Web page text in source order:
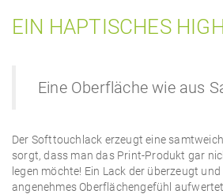
EIN HAPTISCHES
Eine Oberfläche wie aus
Der Softtouchlack erzeugt eine
sorgt, dass man das Print-Produkt gar
legen möchte! Ein Lack der überzeugt
angenehmes Oberflächengefühl aufwertet.